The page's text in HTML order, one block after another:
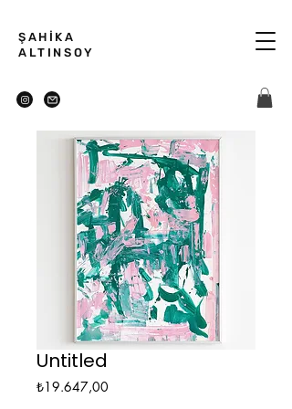
ŞAHİKA
ALTINSOY
Untitled
₺19.647,00